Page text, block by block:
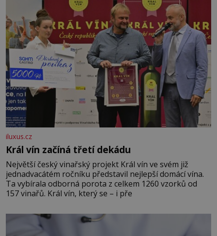
iluxus.cz
Král vín začíná třetí dekádu
Největší český vinařský projekt Král vín ve svém již
jednadvacátém ročníku představil nejlepší domácí vína.
Ta vybírala odborná porota z celkem 1260 vzorků od
157 vinařů. Král vín, který se – i pře